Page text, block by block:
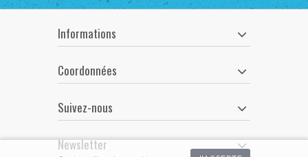
Informations
Coordonnées
Suivez-nous
Newsletter